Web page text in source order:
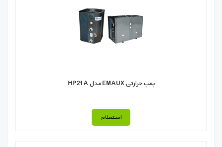
پمپ حرارتی EMAUX مدل HP21A
استعلام